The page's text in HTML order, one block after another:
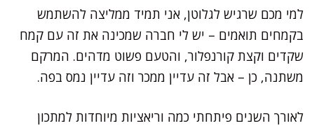
למי מכם שרגיש לגלוטן, אני תמיד ממליצה להשתמש
בקמחים תואמים – יש לי חברה שמכינה את זה עם קמח
שקדים וקצת קורנפלור, והטעם פשוט מדהים. המרקם
משתנה, כן – אבל זה עדיין ממכר וזה עדיין נמס בפה.
לאורך השנים פיתחתי כמה וריאציות מיוחדות למתכון